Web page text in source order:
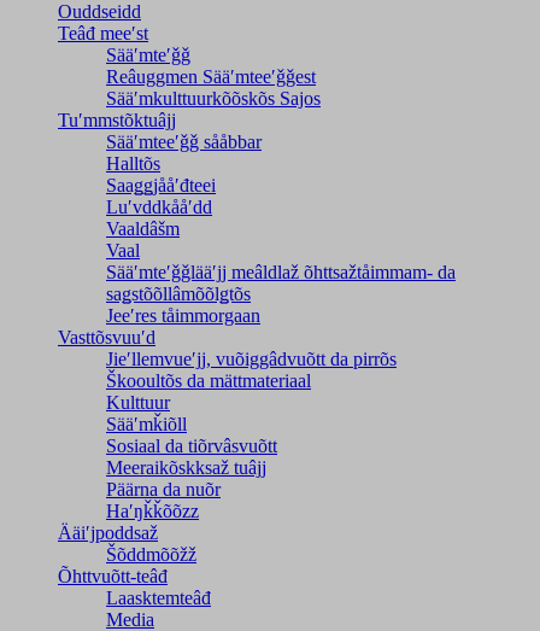
Ouddseidd
Teâđ meeʹst
Sääʹmteʹǧǧ
Reâuggmen Sääʹmteeʹǧǧest
Sääʹmkulttuurkõõskõs Sajos
Tuʹmmstõktuâjj
Sääʹmteeʹǧǧ sååbbar
Halltõs
Saaǥǥjååʹđteei
Luʹvddkååʹdd
Vaaldâšm
Vaal
Sääʹmteʹǧǧlääʹjj meâldlaž õhttsažtåimmam- da
saǥstõõllâmõõlǥtõs
Jeeʹres tåimmorgaan
Vasttõsvuuʹd
Jieʹllemvueʹjj, vuõiggâdvuõtt da pirrõs
Škooultõs da mättmateriaal
Kulttuur
Sääʹmǩiõll
Sosiaal da tiõrvâsvuõtt
Meeraikõskksaž tuâjj
Päärna da nuõr
Haʹŋǩǩõõzz
Ääiʹjpoddsaž
Šõddmõõžž
Õhttvuõtt-teâđ
Laasktemteâđ
Media